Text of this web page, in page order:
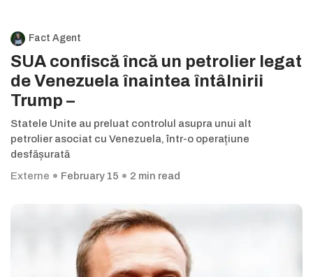
Fact Agent
SUA confiscă încă un petrolier legat
de Venezuela înaintea întâlnirii
Trump –
Statele Unite au preluat controlul asupra unui alt
petrolier asociat cu Venezuela, într-o operațiune
desfășurată
Externe
February 15 2 min read